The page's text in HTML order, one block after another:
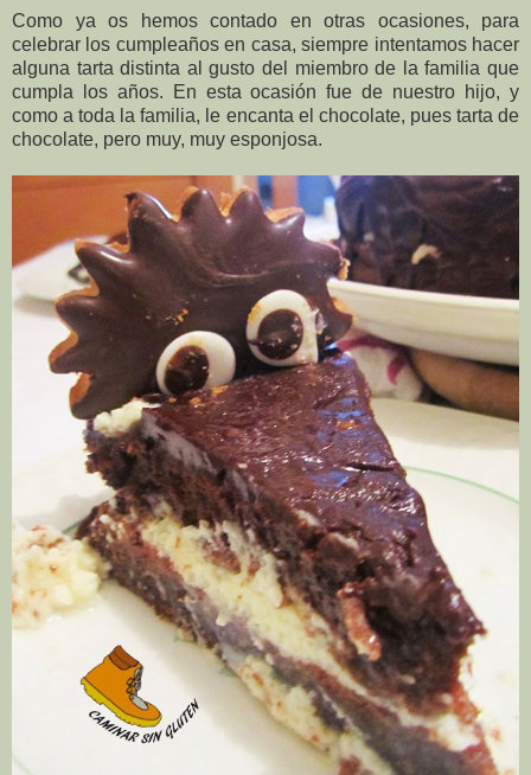
Como ya os hemos contado en otras ocasiones, para
celebrar los cumpleaños en casa, siempre intentamos hacer
alguna tarta distinta al gusto del miembro de la familia que
cumpla los años. En esta ocasión fue de nuestro hijo, y
como a toda la familia, le encanta el chocolate, pues tarta de
chocolate, pero muy, muy esponjosa.